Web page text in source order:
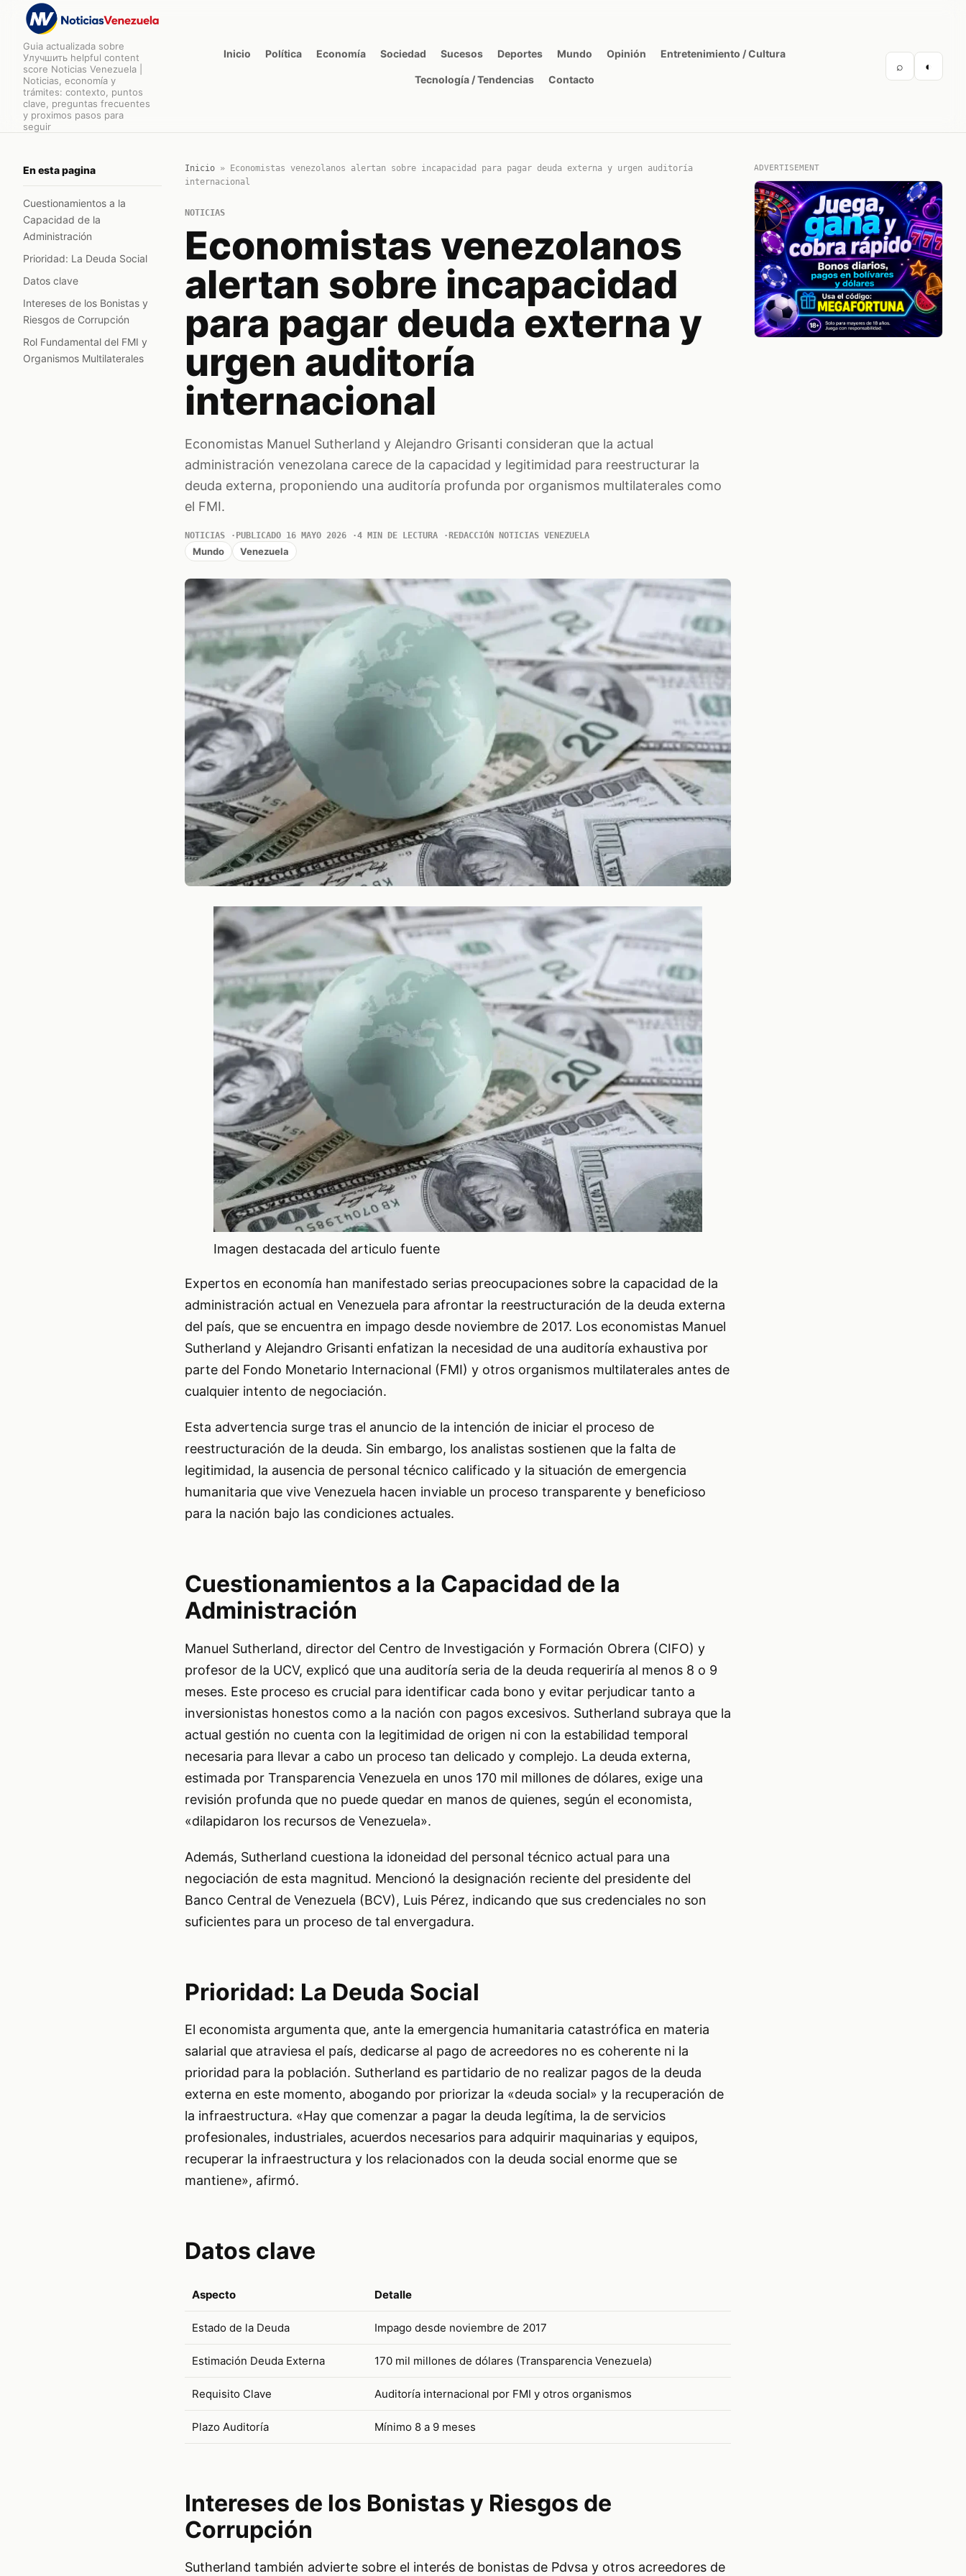
Guia actualizada sobre
Улучшить helpful content
score Noticias Venezuela |
Noticias, economía y
trámites: contexto, puntos
clave, preguntas frecuentes
y proximos pasos para
seguir
Inicio Política Economía Sociedad Sucesos Deportes Mundo Opinión Entretenimiento / Cultura
Tecnología / Tendencias Contacto
⌕ ◐
En esta pagina
Cuestionamientos a la
Capacidad de la
Administración
Prioridad: La Deuda Social
Datos clave
Intereses de los Bonistas y
Riesgos de Corrupción
Rol Fundamental del FMI y
Organismos Multilaterales
Inicio»
Economistas venezolanos alertan sobre incapacidad para pagar deuda externa y urgen auditoría
internacional
NOTICIAS
Economistas venezolanos
alertan sobre incapacidad
para pagar deuda externa y
urgen auditoría
internacional
Economistas Manuel Sutherland y Alejandro Grisanti consideran que la actual
administración venezolana carece de la capacidad y legitimidad para reestructurar la
deuda externa, proponiendo una auditoría profunda por organismos multilaterales como
el FMI.
NOTICIAS PUBLICADO 16 MAYO 2026 4 MIN DE LECTURA REDACCIÓN NOTICIAS VENEZUELA
Mundo Venezuela
Imagen destacada del articulo fuente
Expertos en economía han manifestado serias preocupaciones sobre la capacidad de la
administración actual en Venezuela para afrontar la reestructuración de la deuda externa
del país, que se encuentra en impago desde noviembre de 2017. Los economistas Manuel
Sutherland y Alejandro Grisanti enfatizan la necesidad de una auditoría exhaustiva por
parte del Fondo Monetario Internacional (FMI) y otros organismos multilaterales antes de
cualquier intento de negociación.
Esta advertencia surge tras el anuncio de la intención de iniciar el proceso de
reestructuración de la deuda. Sin embargo, los analistas sostienen que la falta de
legitimidad, la ausencia de personal técnico calificado y la situación de emergencia
humanitaria que vive Venezuela hacen inviable un proceso transparente y beneficioso
para la nación bajo las condiciones actuales.
Cuestionamientos a la Capacidad de la
Administración
Manuel Sutherland, director del Centro de Investigación y Formación Obrera (CIFO) y
profesor de la UCV, explicó que una auditoría seria de la deuda requeriría al menos 8 o 9
meses. Este proceso es crucial para identificar cada bono y evitar perjudicar tanto a
inversionistas honestos como a la nación con pagos excesivos. Sutherland subraya que la
actual gestión no cuenta con la legitimidad de origen ni con la estabilidad temporal
necesaria para llevar a cabo un proceso tan delicado y complejo. La deuda externa,
estimada por Transparencia Venezuela en unos 170 mil millones de dólares, exige una
revisión profunda que no puede quedar en manos de quienes, según el economista,
«dilapidaron los recursos de Venezuela».
Además, Sutherland cuestiona la idoneidad del personal técnico actual para una
negociación de esta magnitud. Mencionó la designación reciente del presidente del
Banco Central de Venezuela (BCV), Luis Pérez, indicando que sus credenciales no son
suficientes para un proceso de tal envergadura.
Prioridad: La Deuda Social
El economista argumenta que, ante la emergencia humanitaria catastrófica en materia
salarial que atraviesa el país, dedicarse al pago de acreedores no es coherente ni la
prioridad para la población. Sutherland es partidario de no realizar pagos de la deuda
externa en este momento, abogando por priorizar la «deuda social» y la recuperación de
la infraestructura. «Hay que comenzar a pagar la deuda legítima, la de servicios
profesionales, industriales, acuerdos necesarios para adquirir maquinarias y equipos,
recuperar la infraestructura y los relacionados con la deuda social enorme que se
mantiene», afirmó.
Datos clave
Aspecto Detalle
Estado de la Deuda Impago desde noviembre de 2017
Estimación Deuda Externa 170 mil millones de dólares (Transparencia Venezuela)
Requisito Clave Auditoría internacional por FMI y otros organismos
Plazo Auditoría Mínimo 8 a 9 meses
Intereses de los Bonistas y Riesgos de
Corrupción
Sutherland también advierte sobre el interés de bonistas de Pdvsa y otros acreedores de
ADVERTISEMENT